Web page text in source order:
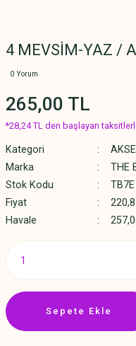
4 MEVSİM-YAZ /
0 Yorum
265,00 TL
*28,24 TL den başlayan
Kategori
Marka
THE
Stok Kodu
TB7E
Fiyat
Havale
Sepete Ekle